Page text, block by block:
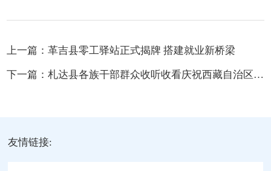
上一篇：革吉县零工驿站正式揭牌 搭建就业新桥梁
下一篇： 札达县各族干部群众收听收看庆祝西藏自治区成立60周年大会盛况
友情链接: